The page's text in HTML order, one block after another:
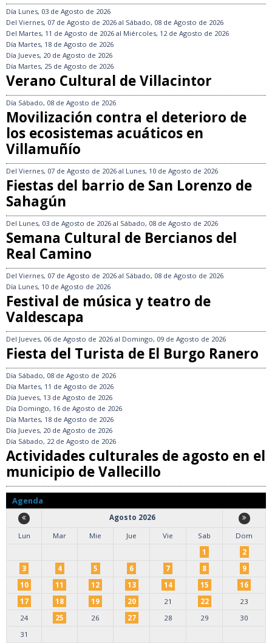
Día Lunes, 03 de Agosto de 2026
Del Viernes, 07 de Agosto de 2026 al Sábado, 08 de Agosto de 2026
Del Martes, 11 de Agosto de 2026 al Miércoles, 12 de Agosto de 2026
Día Martes, 18 de Agosto de 2026
Día Jueves, 20 de Agosto de 2026
Día Martes, 25 de Agosto de 2026
Verano Cultural de Villacintor
Día Sábado, 08 de Agosto de 2026
Movilización contra el deterioro de
los ecosistemas acuáticos en
Villamuñío
Del Viernes, 07 de Agosto de 2026 al Lunes, 10 de Agosto de 2026
Fiestas del barrio de San Lorenzo de
Sahagún
Del Lunes, 03 de Agosto de 2026 al Sábado, 08 de Agosto de 2026
Semana Cultural de Bercianos del
Real Camino
Del Viernes, 07 de Agosto de 2026 al Sábado, 08 de Agosto de 2026
Día Lunes, 10 de Agosto de 2026
Festival de música y teatro de
Valdescapa
Del Jueves, 06 de Agosto de 2026 al Domingo, 09 de Agosto de 2026
Fiesta del Turista de El Burgo Ranero
Día Sábado, 08 de Agosto de 2026
Día Martes, 11 de Agosto de 2026
Día Jueves, 13 de Agosto de 2026
Día Domingo, 16 de Agosto de 2026
Día Martes, 18 de Agosto de 2026
Día Jueves, 20 de Agosto de 2026
Día Sábado, 22 de Agosto de 2026
Actividades culturales de agosto en el
municipio de Vallecillo
Agenda
Agosto 2026
Lun
Mar Mie Jue Vie Sab
Dom
1
2
3
4 5 6 7 8
9
10
11 12 13 14 15
16
17
18 19 20 21 22
23
24
25 26 27 28 29
30
31